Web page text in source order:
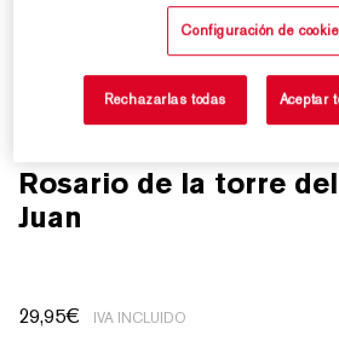
Rosario de la torre del Evangelista
Juan
29,95€ IVA INCLUIDO
Configuración de
Rechazarlas todas Aceptar